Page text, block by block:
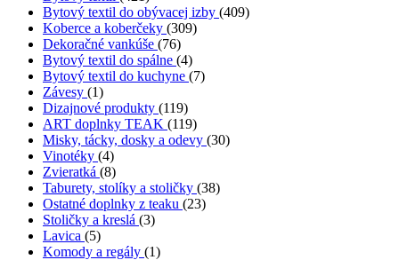
Bytový textil do obývacej izby (409)
Koberce a koberčeky (309)
Dekoračné vankúše (76)
Bytový textil do spálne (4)
Bytový textil do kuchyne (7)
Závesy (1)
Dizajnové produkty (119)
ART doplnky TEAK (119)
Misky, tácky, dosky a odevy (30)
Vinotéky (4)
Zvieratká (8)
Taburety, stolíky a stoličky (38)
Ostatné doplnky z teaku (23)
Stoličky a kreslá (3)
Lavica (5)
Komody a regály (1)